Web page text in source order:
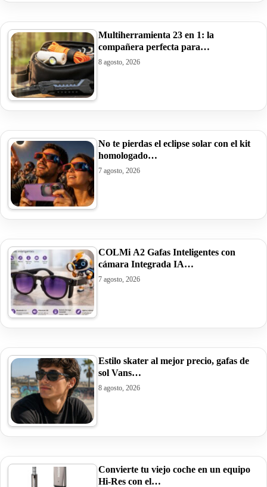
Multiherramienta 23 en 1: la
compañera perfecta para…
8 agosto, 2026
No te pierdas el eclipse solar con el kit
homologado…
7 agosto, 2026
COLMi A2 Gafas Inteligentes con
cámara Integrada IA…
7 agosto, 2026
Estilo skater al mejor precio, gafas de
sol Vans…
8 agosto, 2026
Convierte tu viejo coche en un equipo
Hi-Res con el…